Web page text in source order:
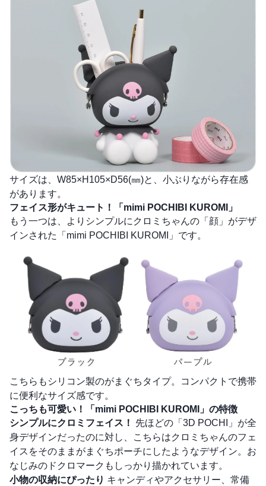
サイズは、W85×H105×D56(㎜)と、小ぶりながら存在感
があります。
フェイス形がキュート！「mimi POCHIBI KUROMI」
もう一つは、よりシンプルにクロミちゃんの「顔」がデザ
インされた「mimi POCHIBI KUROMI」です。
こちらもシリコン製のがまぐちタイプ。コンパクトで携帯
に便利なサイズ感です。
こっちも可愛い！「mimi POCHIBI KUROMI」の特徴
シンプルにクロミフェイス！
先ほどの「3D POCHI」が全
身デザインだったのに対し、こちらはクロミちゃんのフェ
イスをそのままがまぐちポーチにしたようなデザイン。お
なじみのドクロマークもしっかり描かれています。
小物の収納にぴったり キャンディやアクセサリー、常備